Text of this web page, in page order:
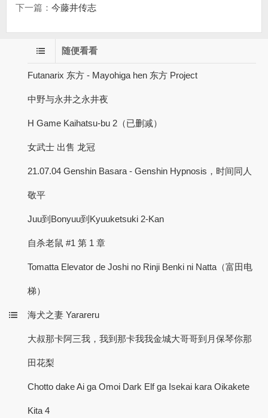
下一篇： 今藤井传志
随便看看
Futanarix 东方 - Mayohiga hen 东方 Project
中野与永井之永井夜
H Game Kaihatsu-bu 2（已删减）
女武士 出售 龙冠
21.07.04 Genshin Basara - Genshin Hypnosis，时间同人
敬平
Juu到Bonyuu到Kyuuketsuki 2-Kan
自杀老鼠 #1 第 1 章
Tomatta Elevator de Joshi no Rinji Benki ni Natta（富田电
梯）
海犬之妻 Yarareru
大叔那卡阿三我，我到那卡我我金城大哥哥到月保琴你那
田花梨
Chotto dake Ai ga Omoi Dark Elf ga Isekai kara Oikakete
Kita 4